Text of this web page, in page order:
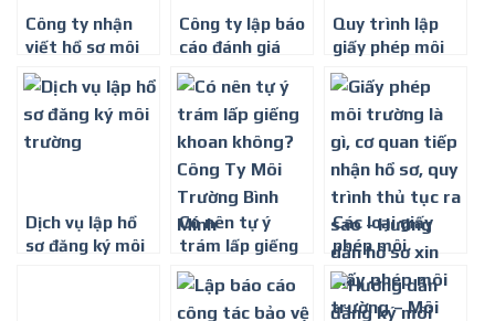
Công ty nhận
viết hồ sơ môi
trường
Công ty lập báo
cáo đánh giá
tác động môi
trường tại Tây
Ninh
Quy trình lập
giấy phép môi
trường mới
nhất
Dịch vụ lập hồ
sơ đăng ký môi
Có nên tự ý
trám lấp giếng
khoan không?
Công Ty Môi
Trường Bình
Các loại giấy
phép môi
trường mới
nhất hiện nay